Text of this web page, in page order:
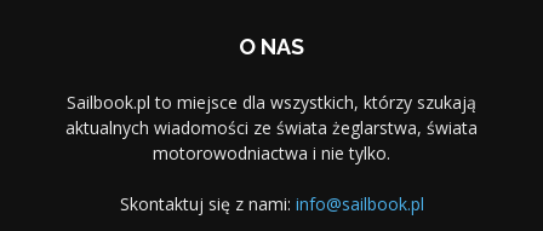
O NAS
Sailbook.pl to miejsce dla wszystkich, którzy szukają
aktualnych wiadomości ze świata żeglarstwa, świata
motorowodniactwa i nie tylko.
Skontaktuj się z nami: info@sailbook.pl